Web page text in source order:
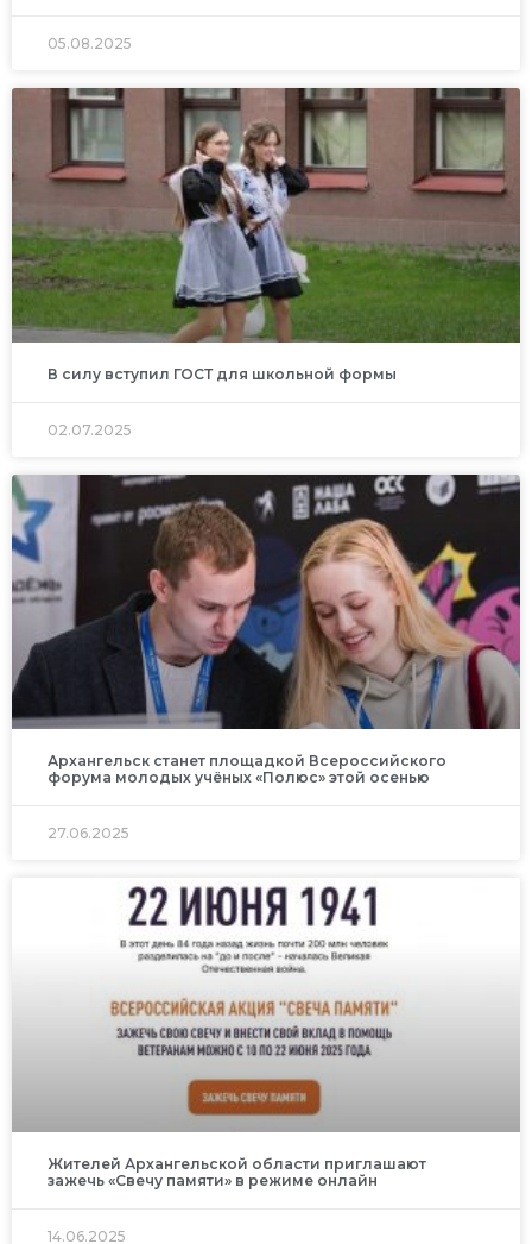
05.08.2025
В силу вступил ГОСТ для школьной формы
02.07.2025
Архангельск станет площадкой Всероссийского
форума молодых учёных «Полюс» этой осенью
27.06.2025
Жителей Архангельской области приглашают
зажечь «Свечу памяти» в режиме онлайн
14.06.2025